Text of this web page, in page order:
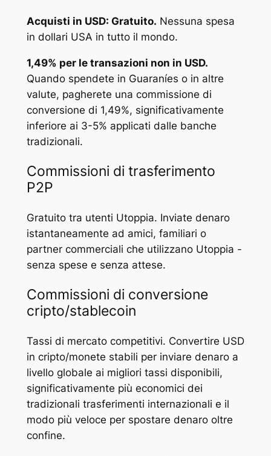
Acquisti in USD: Gratuito. Nessuna spesa
in dollari USA in tutto il mondo.
1,49% per le transazioni non in USD.
Quando spendete in Guaraníes o in altre
valute, pagherete una commissione di
conversione di 1,49%, significativamente
inferiore ai 3-5% applicati dalle banche
tradizionali.
Commissioni di trasferimento
P2P
Gratuito tra utenti Utoppia. Inviate denaro
istantaneamente ad amici, familiari o
partner commerciali che utilizzano Utoppia -
senza spese e senza attese.
Commissioni di conversione
cripto/stablecoin
Tassi di mercato competitivi. Convertire USD
in cripto/monete stabili per inviare denaro a
livello globale ai migliori tassi disponibili,
significativamente più economici dei
tradizionali trasferimenti internazionali e il
modo più veloce per spostare denaro oltre
confine.